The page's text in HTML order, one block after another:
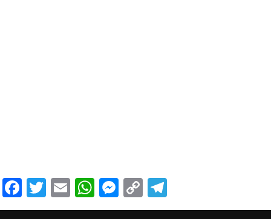
Facebook
Twitter
EmailWhatsApp
Messenger
Copy
Link